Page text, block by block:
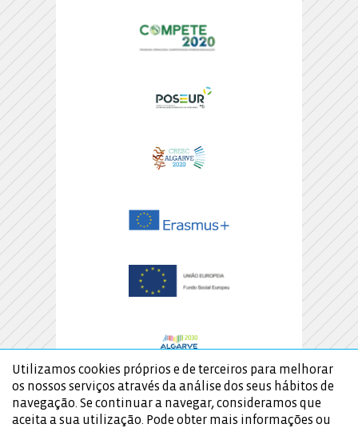
Utilizamos cookies próprios e de terceiros para melhorar
os nossos serviços através da análise dos seus hábitos de
navegação. Se continuar a navegar, consideramos que
aceita a sua utilização. Pode obter mais informações ou